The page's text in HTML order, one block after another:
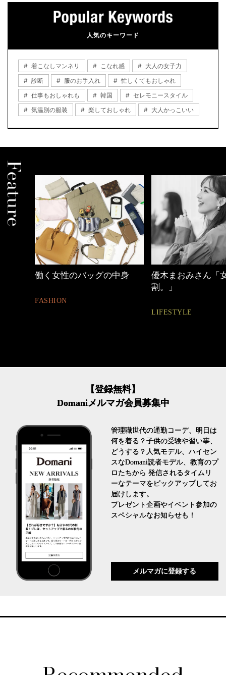
人気のキーワード
着こなしマンネリ こなれ感
大人の女子力
診断
服のお手入れ
忙しくてもおしゃれ
仕事もおしゃれも
韓国
セレモニースタイル
気温別の服装
楽しておしゃれ 大人かっこいい
優木まおみさん「女の時間
心地よくいられる
とは
FASHION
【登録無料】
Domaniメルマガ会員募集中
管理職世代の通勤コーデ、明日は
何を着る？子供の受験や習い事、
どうする？人気モデル、ハイセン
スなDomani読者モデル、教育のプ
ロたちから 発信されるタイムリ
ーなテーマをピックアップしてお
届けします。
プレゼント企画やイベント参加の
スペシャルなお知らせも！
メルマガに登録する